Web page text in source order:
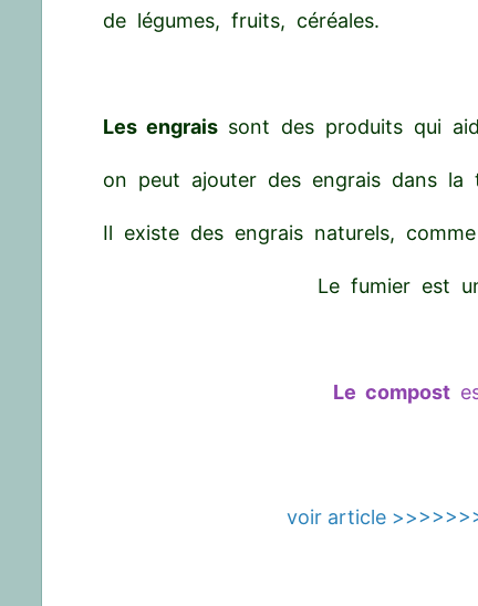
de légumes, fruits, céréales.
Les engrais sont des produits qui
on peut ajouter des engrais dans la
Il existe des engrais naturels,
Le fumier est
Le compost
voir article